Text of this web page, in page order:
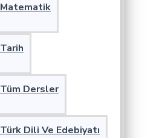
Matematik
Tarih
Tüm Dersler
Türk Dili Ve Edebiyatı